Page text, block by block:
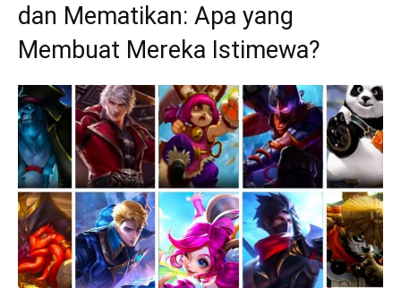
dan Mematikan: Apa yang
Membuat Mereka Istimewa?